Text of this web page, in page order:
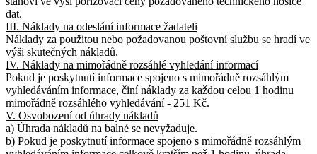
dat.
III. Náklady na odeslání informace žadateli
Náklady za použitou nebo požadovanou poštovní službu se hradí ve
výši skutečných nákladů.
IV. Náklady na mimořádně rozsáhlé vyhledání informací
Pokud je poskytnutí informace spojeno s mimořádně rozsáhlým
vyhledáváním informace, činí náklady za každou celou 1 hodinu
mimořádně rozsáhlého vyhledávání - 251 Kč.
V. Osvobození od úhrady nákladů
a) Úhrada nákladů na balné se nevyžaduje.
b) Pokud je poskytnutí informace spojeno s mimořádně rozsáhlým